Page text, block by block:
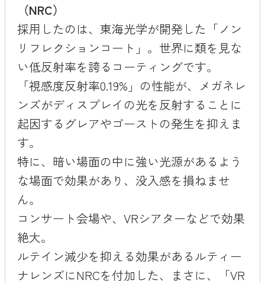
（NRC）
採用したのは、東海光学が開発した「ノン
リフレクションコート」。世界に類を見な
い低反射率を誇るコーティングです。
「視感度反射率0.19%」の性能が、メガネレ
ンズがディスプレイの光を反射することに
起因するグレアやゴーストの発生を抑えま
す。
特に、暗い場面の中に強い光源があるよう
な場面で効果があり、没入感を損ねませ
ん。
コンサート会場や、VRシアターなどで効果
絶大。
ルテイン減少を抑える効果があるルティー
ナレンズにNRCを付加した、まさに、「VR